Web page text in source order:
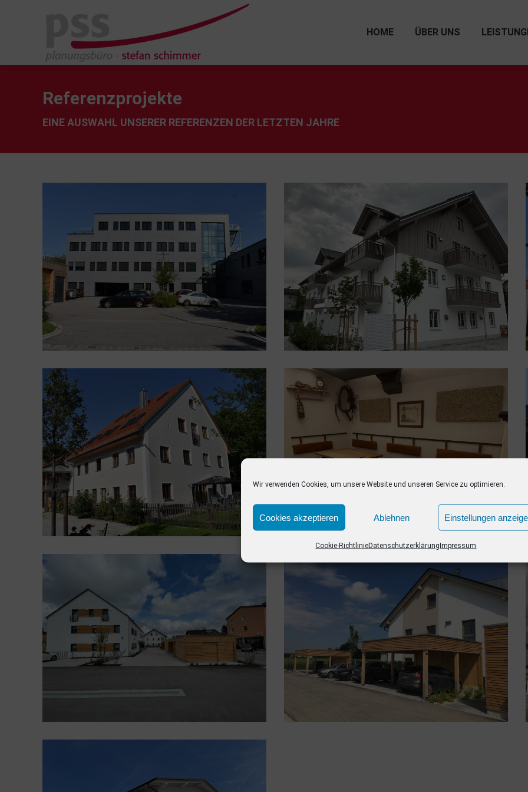
Wir verwenden Cookies, um unsere Website und unseren Service zu optimieren.
Cookies akzeptieren Ablehnen Einstellungen
Cookie-RichtlinieDatenschutzerklärungImpressum
HOME ÜBER UNS
Referenzprojekte
EINE AUSWAHL UNSERER REFERENZEN DER LETZTEN JAHRE